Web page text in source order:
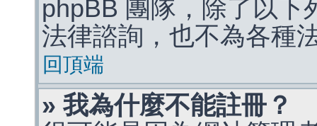
phpBB 團隊，除了以下
法律諮詢，也不為各種
回頂端
» 我為什麼不能註冊？